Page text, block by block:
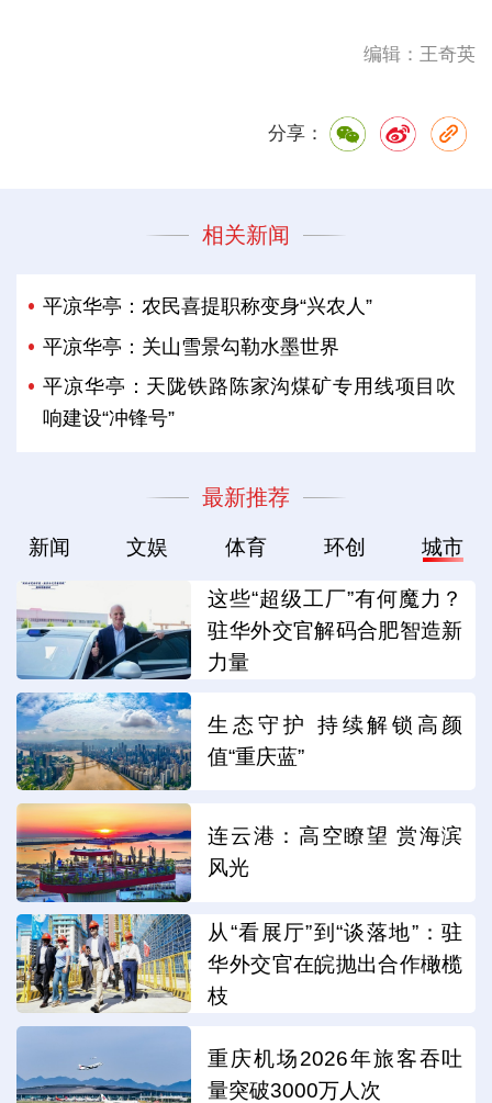
编辑：王奇英
分享：
相关新闻
平凉华亭：农民喜提职称变身“兴农人”
平凉华亭：关山雪景勾勒水墨世界
平凉华亭：天陇铁路陈家沟煤矿专用线项目吹
响建设“冲锋号”
最新推荐
新闻 文娱 体育 环创 城市
这些“超级工厂”有何魔力？
驻华外交官解码合肥智造新
力量
生态守护 持续解锁高颜
值“重庆蓝”
连云港：高空瞭望 赏海滨
风光
从“看展厅”到“谈落地”：驻
华外交官在皖抛出合作橄榄
枝
重庆机场2026年旅客吞吐
量突破3000万人次